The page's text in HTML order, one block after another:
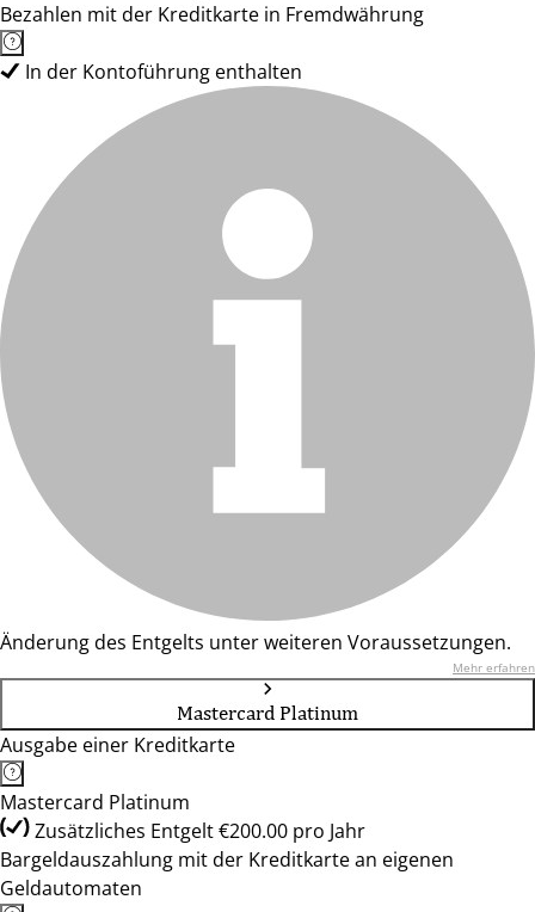
Bezahlen mit der Kreditkarte in Fremdwährung
In der Kontoführung enthalten
Änderung des Entgelts unter weiteren Voraussetzungen.
Mehr erfahren
Mastercard Platinum
Ausgabe einer Kreditkarte
Mastercard Platinum
Zusätzliches Entgelt €200.00 pro Jahr
Bargeldauszahlung mit der Kreditkarte an eigenen
Geldautomaten